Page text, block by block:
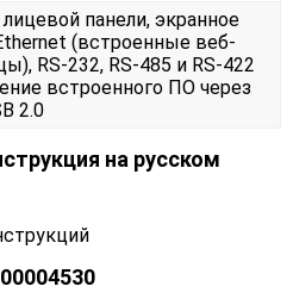
панели, экранное
(встроенные веб-
RS-232, RS-485 и RS-422
встроенного ПО через
2.0
на русском